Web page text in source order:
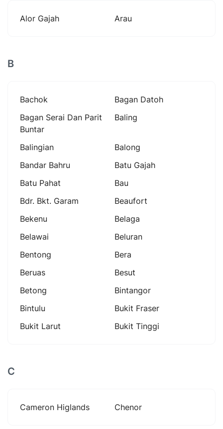
Alor Gajah Arau
B
Bachok
Bagan Datoh
Bagan Serai Dan Parit
Buntar
Baling
Balingian
Balong
Bandar Bahru
Batu Gajah
Batu Pahat
Bau
Bdr. Bkt. Garam
Beaufort
Bekenu
Belaga
Belawai
Beluran
Bentong
Bera
Beruas
Besut
Betong
Bintangor
Bintulu
Bukit Fraser
Bukit Larut
Bukit Tinggi
C
Cameron Higlands Chenor